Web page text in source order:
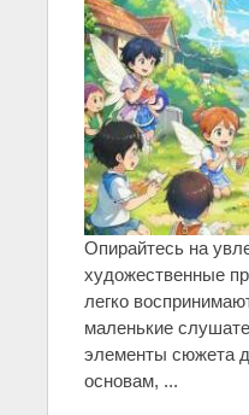
Опирайтесь на
художественные
легко
маленькие
элементы сюжета
основам, ...